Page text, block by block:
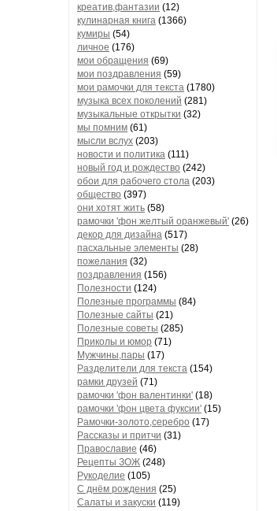
креатив,фантазии (12)
кулинарная книга (1366)
кумиры (54)
личное (176)
мои обращения (69)
мои поздравления (59)
мои рамочки для текста (1780)
музыка всех поколений (281)
музыкальные открытки (32)
мы помним (61)
мысли вслух (203)
новости и политика (111)
новый год и рождество (242)
обои для рабочего стола (203)
общество (397)
они хотят жить (58)
рамочки 'фон желтый оранжевый' (26)
декор для дизайна (517)
пасхальные элементы (28)
пожелания (32)
поздравления (156)
Полезности (124)
Полезные программы (84)
Полезные сайты (21)
Полезные советы (285)
Приколы и юмор (71)
Мужчины,пары (17)
Разделители для текста (154)
рамки друзей (71)
рамочки 'фон валентинки' (18)
рамочки 'фон цвета фуксии' (15)
Рамочки-золото,серебро (17)
Рассказы и притчи (31)
Православие (46)
Рецепты ЗОЖ (248)
Рукоделие (105)
С днём рождения (25)
Салаты и закуски (119)